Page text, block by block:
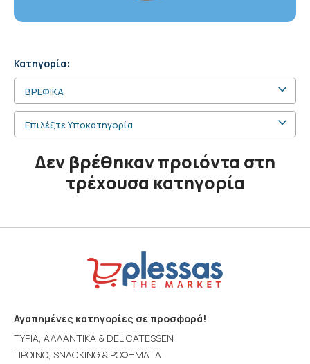
Κατηγορία:
ΒΡΕΦΙΚΑ
Επιλέξτε Υποκατηγορία
Δεν βρέθηκαν προιόντα στη
τρέχουσα κατηγορία
Αγαπημένες κατηγορίες σε προσφορά!
ΤΥΡΙΑ, ΑΛΛΑΝΤΙΚΑ & DELICATESSEN
ΠΡΩΪΝΟ, SNACKING & ΡΟΦΗΜΑΤΑ